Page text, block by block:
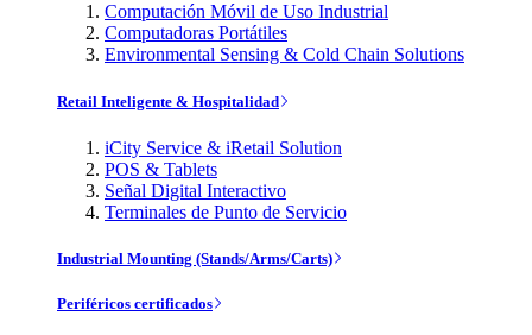
Computación Móvil de Uso Industrial
Computadoras Portátiles
Environmental Sensing & Cold Chain Solutions
Retail Inteligente & Hospitalidad
iCity Service & iRetail Solution
POS & Tablets
Señal Digital Interactivo
Terminales de Punto de Servicio
Industrial Mounting (Stands/Arms/Carts)
Periféricos certificados